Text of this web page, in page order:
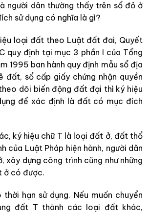
người dân thường thấy trên sổ đỏ ở
sử dụng có nghĩa là gì?
loại đất theo Luật đất đai, Quyết
quy định tại mục 3 phần I của Tổng
1995 ban hành quy định mẫu sổ địa
đất, sổ cấp giấy chứng nhận quyền
dõi biến động đất đại thì ký hiệu
để xác định là đất có mục đích
ký hiệu chữ T là loại đất ở, đất thổ
của Luật Pháp hiện hành, người dân
xây dựng công trình cũng như những
ở có được.
hạn sử dụng. Nếu muốn chuyển
đất T thành các loại đất khác,